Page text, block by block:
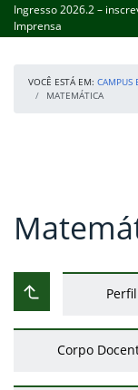
Ingresso 2026.2 –
Imprensa
VOCÊ ESTÁ EM: CAMPUS
MATEMÁTICA
Fim da navegação
Início do
Subir ao nível
Corpo